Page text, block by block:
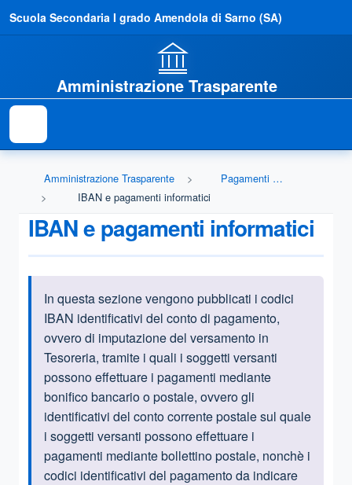
Scuola Secondaria I grado Amendola di Sarno (SA)
Amministrazione Trasparente
Amministrazione Trasparente
Pagamenti dell'amministrazione
IBAN e pagamenti informatici
IBAN e pagamenti informatici
Informazioni introduttive
In questa sezione vengono pubblicati i codici
IBAN identificativi del conto di pagamento,
ovvero di imputazione del versamento in
Tesoreria, tramite i quali i soggetti versanti
possono effettuare i pagamenti mediante
bonifico bancario o postale, ovvero gli
identificativi del conto corrente postale sul quale
i soggetti versanti possono effettuare i
pagamenti mediante bollettino postale, nonchè i
codici identificativi del pagamento da indicare